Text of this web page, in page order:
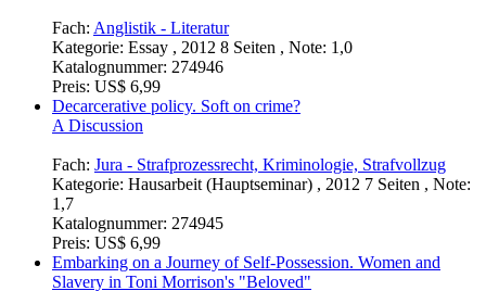
Fach: Anglistik - Literatur
Kategorie: Essay , 2012 8 Seiten , Note: 1,0
Katalognummer: 274946
Preis: US$ 6,99
Decarcerative policy. Soft on crime?
A Discussion
Fach: Jura - Strafprozessrecht, Kriminologie, Strafvollzug
Kategorie: Hausarbeit (Hauptseminar) , 2012 7 Seiten , Note:
1,7
Katalognummer: 274945
Preis: US$ 6,99
Embarking on a Journey of Self-Possession. Women and
Slavery in Toni Morrison's "Beloved"